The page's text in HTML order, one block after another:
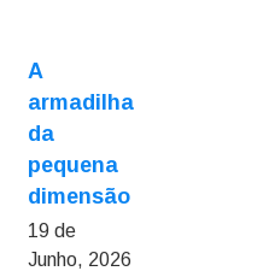
A
armadilha
da
pequena
dimensão
19 de
Junho, 2026